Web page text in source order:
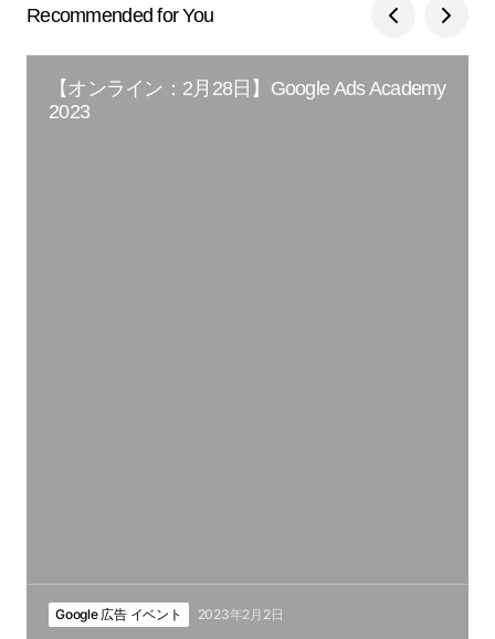
Recommended for You
【オンライン：2月28日】Google Ads Academy
2023
Google 広告 イベント 2023年2月2日